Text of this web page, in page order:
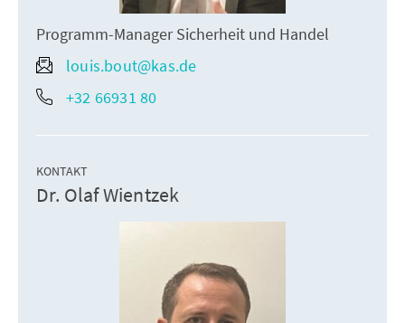
Programm-Manager Sicherheit und Handel
louis.bout@kas.de
+32 66931 80
KONTAKT
Dr. Olaf Wientzek